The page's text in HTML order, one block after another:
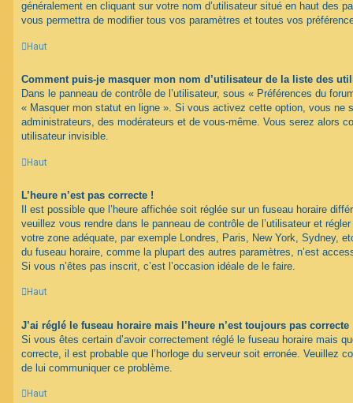
généralement en cliquant sur votre nom d’utilisateur situé en haut des
vous permettra de modifier tous vos paramètres et toutes vos
Haut
Comment puis-je masquer mon nom d’utilisateur de la liste des
Dans le panneau de contrôle de l’utilisateur, sous « Préférences du
« Masquer mon statut en ligne ». Si vous activez cette option, vous ne
administrateurs, des modérateurs et de vous-même. Vous serez alors
utilisateur invisible.
Haut
L’heure n’est pas correcte !
Il est possible que l’heure affichée soit réglée sur un fuseau horaire
veuillez vous rendre dans le panneau de contrôle de l’utilisateur et
votre zone adéquate, par exemple Londres, Paris, New York, Sydney,
du fuseau horaire, comme la plupart des autres paramètres, n’est
Si vous n’êtes pas inscrit, c’est l’occasion idéale de le faire.
Haut
J’ai réglé le fuseau horaire mais l’heure n’est toujours pas correcte
Si vous êtes certain d’avoir correctement réglé le fuseau horaire mais
correcte, il est probable que l’horloge du serveur soit erronée. Veuillez
de lui communiquer ce problème.
Haut